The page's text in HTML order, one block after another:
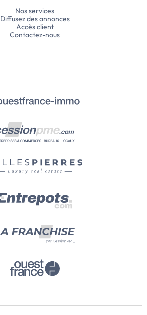
Nos services
Diffusez des annonces
Accès client
Contactez-nous